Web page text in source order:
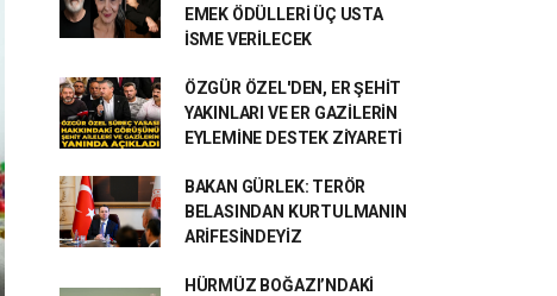
EMEK ÖDÜLLERİ ÜÇ USTA
İSME VERİLECEK
ÖZGÜR ÖZEL'DEN, ER ŞEHİT
YAKINLARI VE ER GAZİLERİN
EYLEMİNE DESTEK ZİYARETİ
BAKAN GÜRLEK: TERÖR
BELASINDAN KURTULMANIN
ARİFESİNDEYİZ
HÜRMÜZ BOĞAZI’NDAKİ